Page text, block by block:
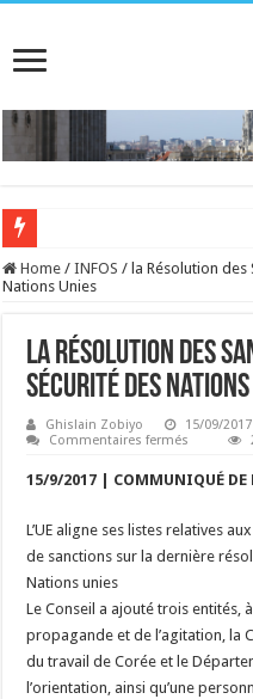
Home / INFOS / la Résolution
Nations Unies
la Résolution des
sécurité des Nations
Ghislain Zobiyo 15/09/2017
Commentaires fermés
Résolution
des
Conseil
de
sécurité
Unies
15/9/2017 | COMMUNIQUÉ DE
L’UE aligne ses listes relatives
de sanctions sur la dernière
Nations unies
Le Conseil a ajouté trois entités,
propagande et de l’agitation, la
du travail de Corée et le
l’orientation, ainsi qu’une